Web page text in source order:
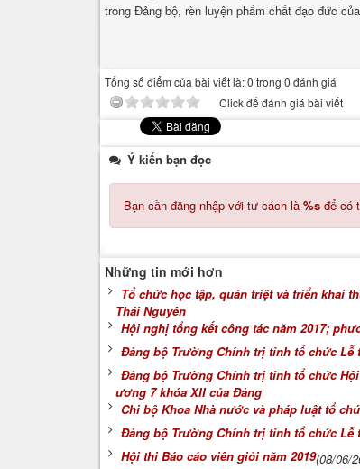
trong Đảng bộ, rèn luyện phẩm chất đạo đức
Tổng số điểm của bài viết là: 0 trong 0 đánh giá
Click để đánh giá bài viết
Ý kiến bạn đọc
Bạn cần đăng nhập với tư cách là %s để có
Những tin mới hơn
Tổ chức học tập, quán triệt và triển khai
Thái Nguyên
Hội nghị tổng kết công tác năm 2017;
Đảng bộ Trường Chính trị tỉnh tổ chức Lễ
Đảng bộ Trường Chính trị tỉnh tổ chức
ương 7 khóa XII của Đảng
Chi bộ Khoa Nhà nước và pháp luật tổ
Đảng bộ Trường Chính trị tỉnh tổ chức Lễ
Hội thi Báo cáo viên giỏi năm 2019(08/06/